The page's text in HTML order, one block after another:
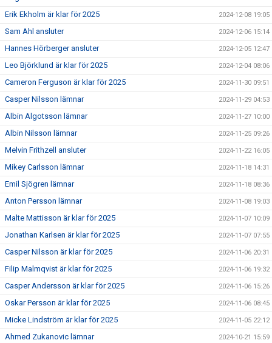
Erik Ekholm är klar för 2025 2024-12-08 19:05
Sam Ahl ansluter 2024-12-06 15:14
Hannes Hörberger ansluter 2024-12-05 12:47
Leo Björklund är klar för 2025 2024-12-04 08:06
Cameron Ferguson är klar för 2025 2024-11-30 09:51
Casper Nilsson lämnar 2024-11-29 04:53
Albin Algotsson lämnar 2024-11-27 10:00
Albin Nilsson lämnar 2024-11-25 09:26
Melvin Frithzell ansluter 2024-11-22 16:05
Mikey Carlsson lämnar 2024-11-18 14:31
Emil Sjögren lämnar 2024-11-18 08:36
Anton Persson lämnar 2024-11-08 19:03
Malte Mattisson är klar för 2025 2024-11-07 10:09
Jonathan Karlsen är klar för 2025 2024-11-07 07:55
Casper Nilsson är klar för 2025 2024-11-06 20:31
Filip Malmqvist är klar för 2025 2024-11-06 19:32
Casper Andersson är klar för 2025 2024-11-06 15:26
Oskar Persson är klar för 2025 2024-11-06 08:45
Micke Lindström är klar för 2025 2024-11-05 22:12
Ahmed Zukanovic lämnar 2024-10-21 15:59